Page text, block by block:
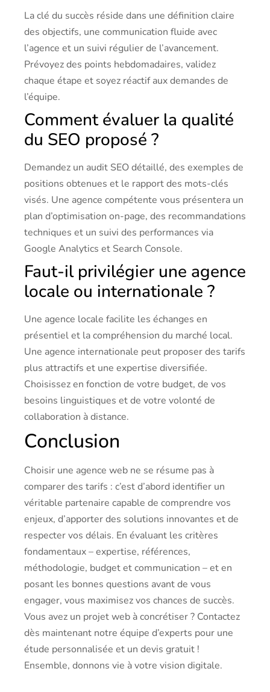
La clé du succès réside dans une définition claire
des objectifs, une communication fluide avec
l’agence et un suivi régulier de l’avancement.
Prévoyez des points hebdomadaires, validez
chaque étape et soyez réactif aux demandes de
l’équipe.
Comment évaluer la qualité
du SEO proposé ?
Demandez un audit SEO détaillé, des exemples de
positions obtenues et le rapport des mots-clés
visés. Une agence compétente vous présentera un
plan d’optimisation on-page, des recommandations
techniques et un suivi des performances via
Google Analytics et Search Console.
Faut-il privilégier une agence
locale ou internationale ?
Une agence locale facilite les échanges en
présentiel et la compréhension du marché local.
Une agence internationale peut proposer des tarifs
plus attractifs et une expertise diversifiée.
Choisissez en fonction de votre budget, de vos
besoins linguistiques et de votre volonté de
collaboration à distance.
Conclusion
Choisir une agence web ne se résume pas à
comparer des tarifs : c’est d’abord identifier un
véritable partenaire capable de comprendre vos
enjeux, d’apporter des solutions innovantes et de
respecter vos délais. En évaluant les critères
fondamentaux – expertise, références,
méthodologie, budget et communication – et en
posant les bonnes questions avant de vous
engager, vous maximisez vos chances de succès.
Vous avez un projet web à concrétiser ? Contactez
dès maintenant notre équipe d’experts pour une
étude personnalisée et un devis gratuit !
Ensemble, donnons vie à votre vision digitale.